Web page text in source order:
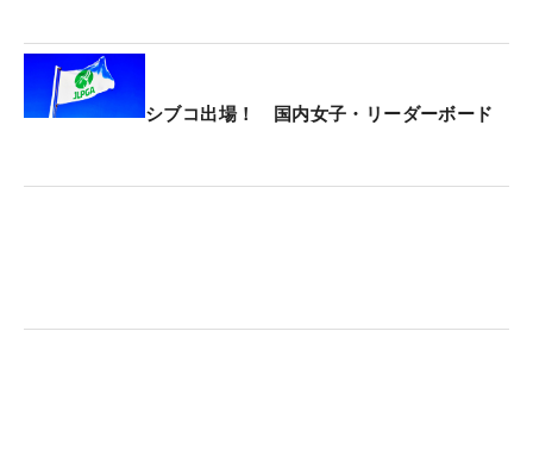
はきのうアドバイスもいただいた。私たちにとっ
て、すごくいい時間を過ごさせていただきました」
と振り返った。シブコ出場！ 国内女子・リーダーボード